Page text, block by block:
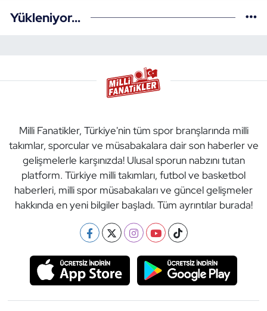
Yükleniyor...
Milli Fanatikler, Türkiye'nin tüm spor branşlarında milli
takımlar, sporcular ve müsabakalara dair son haberler ve
gelişmelerle karşınızda! Ulusal sporun nabzını tutan
platform. Türkiye milli takımları, futbol ve basketbol
haberleri, milli spor müsabakaları ve güncel gelişmeler
hakkında en yeni bilgiler başladı. Tüm ayrıntılar burada!